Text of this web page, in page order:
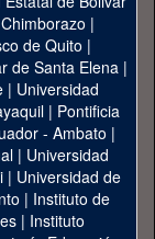
|
de Quito |
de Santa Elena|
| Universidad
| Pontificia
- Ambato |
| Universidad
| Universidad de
| Instituto de
| Instituto